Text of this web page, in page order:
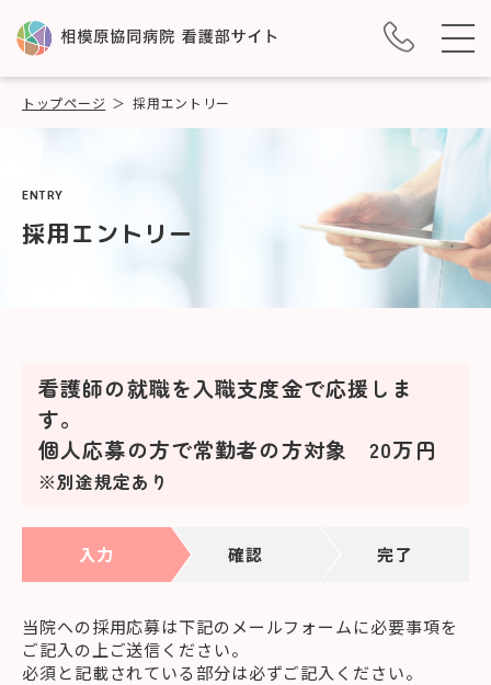
トップページ 採用エントリー
ENTRY
採用エントリー
看護師の就職を入職支度金で応援しま
す。
個人応募の方で常勤者の方対象 20万円
※別途規定あり
入力 確認 完了
当院への採用応募は下記のメールフォームに必要事項を
ご記入の上ご送信ください。
必須と記載されている部分は必ずご記入ください。